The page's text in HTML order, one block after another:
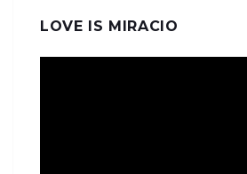
LOVE IS MIRACIO